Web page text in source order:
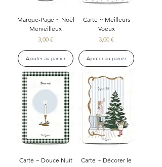
Marque-Page ~ Noël
Merveilleux
Prix
3,00 €
Ajouter au panier
Carte ~ Meilleurs
Voeux
Prix
3,00 €
Ajouter au panier
Carte ~ Douce Nuit
Carte ~ Décorer le